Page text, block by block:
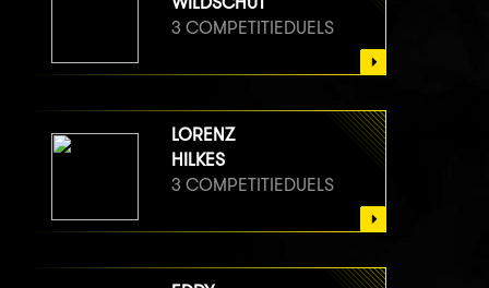
3 COMPETITIEDUELS
LORENZ
HILKES
3 COMPETITIEDUELS